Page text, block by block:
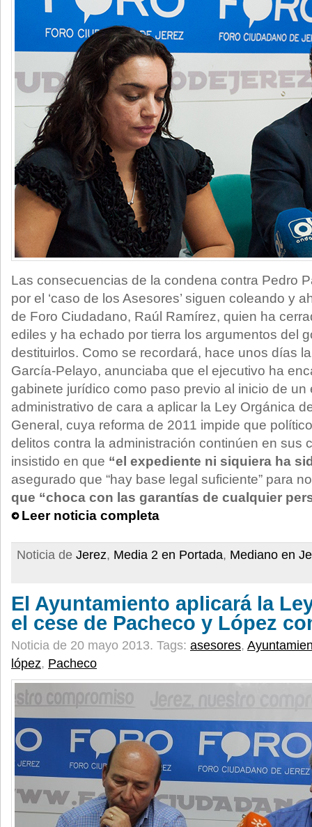
Las consecuencias de la condena contra Pedro
por el ‘caso de los Asesores’ siguen coleando y
de Foro Ciudadano, Raúl Ramírez, quien ha
ediles y ha echado por tierra los argumentos del
destituirlos. Como se recordará, hace unos días
García-Pelayo, anunciaba que el ejecutivo ha
gabinete jurídico como paso previo al inicio de un
administrativo de cara a aplicar la Ley Orgánica
General, cuya reforma de 2011 impide que
delitos contra la administración continúen en sus
insistido en que “el expediente ni siquiera ha
asegurado que “hay base legal suficiente” para
que “choca con las garantías de cualquier
Leer noticia completa
Noticia de Jerez, Media 2 en Portada, Mediano en
El Ayuntamiento aplicará la
el cese de Pacheco y López
Noticia de 20 mayo 2013. Tags: asesores,
lópez, Pacheco